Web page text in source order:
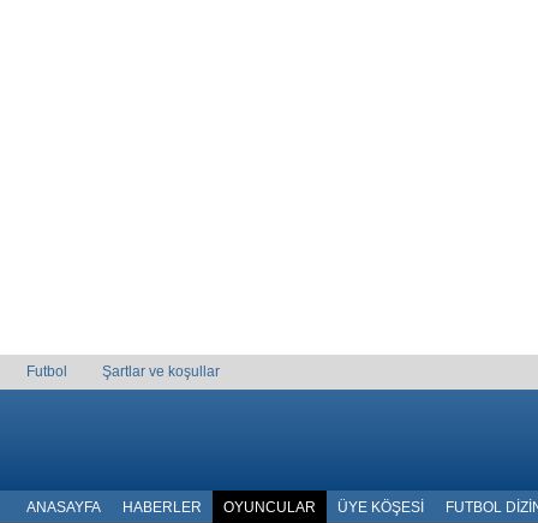
Futbol Şartlar ve koşullar
ANASAYFA HABERLER OYUNCULAR ÜYE KÖŞESI FUTBOL